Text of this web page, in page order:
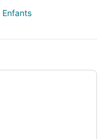
Enfants